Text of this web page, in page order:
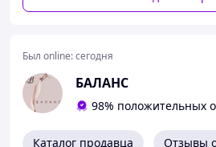
Расход Berger Aqua-Seal Pafuki в
Был online:сегодня
БАЛАНС
98% положительных
Каталог продавца Отзывы